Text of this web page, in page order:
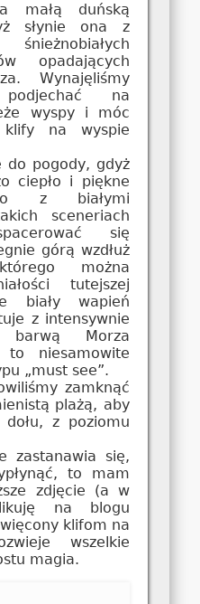
małą duńską
słynie ona z
opadających
Wynajęliśmy
na
wyspy i móc
klify na wyspie
do pogody, gdyż
ciepło i piękne
z białymi
sceneriach
się
górą wzdłuż
można
tutejszej
biały wapień
z intensywnie
barwą Morza
to niesamowite
„must see”.
zamknąć
plażą, aby
z poziomu
zastanawia się,
to mam
zdjęcie (a w
na blogu
klifom na
wszelkie
magia.